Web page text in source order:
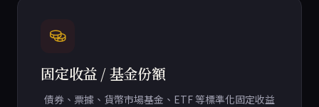
固定收益 / 基金份額
債券、票據、貨幣市場基金、ETF 等標準化固定收益